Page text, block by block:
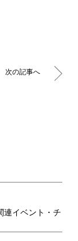
次の記事へ
連イベント・チ